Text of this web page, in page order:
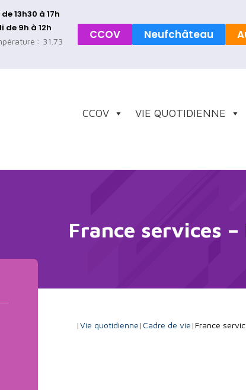
13h30 à 17h
9h à 12h
: 31.73
CCOV Neufchâteau
CCOV VIE QUOTIDIENNE
France services
|Vie quotidienne | Cadre de vie |France